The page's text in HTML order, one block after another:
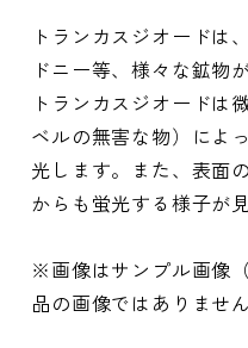
トランカスジオードは
ドニー等、様々な鉱物
トランカスジオードは
ベルの無害な物）によ
光します。また、表面
からも蛍光する様子が
※画像はサンプル画像
品の画像ではありません